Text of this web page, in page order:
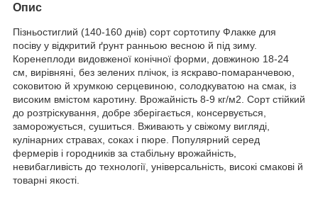
Опис
Пізньостиглий (140-160 днів) сорт сортотипу Флакке для
посіву у відкритий ґрунт ранньою весною й під зиму.
Коренеплоди видовженої конічної форми, довжиною 18-24
см, вирівняні, без зелених плічок, із яскраво-помаранчевою,
соковитою й хрумкою серцевиною, солодкуватою на смак, із
високим вмістом каротину. Врожайність 8-9 кг/м2 . Сорт стійкий
до розтріскування, добре зберігається, консервується,
заморожується, сушиться. Вживають у свіжому вигляді,
кулінарних стравах, соках і пюре. Популярний серед
фермерів і городників за стабільну врожайність,
невибагливість до технології, універсальність, високі смакові й
товарні якості.